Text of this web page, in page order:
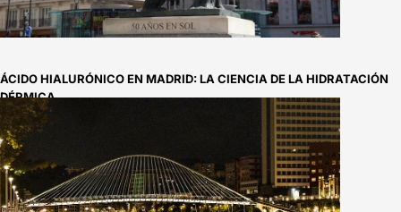
ÁCIDO HIALURÓNICO EN MADRID: LA CIENCIA DE LA HIDRATACIÓN
DÉRMICA